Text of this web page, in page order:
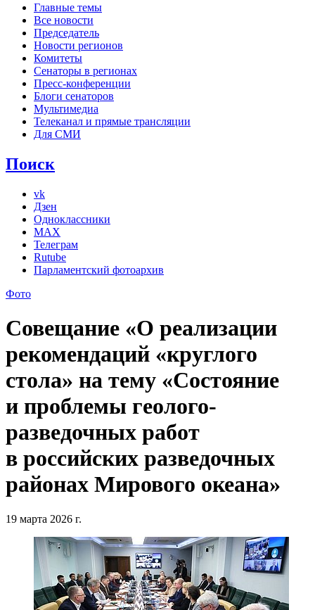
Главные темы
Все новости
Председатель
Новости регионов
Комитеты
Сенаторы в регионах
Пресс-конференции
Блоги сенаторов
Мультимедиа
Телеканал и прямые трансляции
Для СМИ
Поиск
vk
Дзен
Одноклассники
MAX
Телеграм
Rutube
Парламентский фотоархив
Фото
Совещание «О реализации
рекомендаций «круглого
стола» на тему «Состояние
и проблемы геолого-
разведочных работ
в российских разведочных
районах Мирового океана»
19 марта 2026 г.